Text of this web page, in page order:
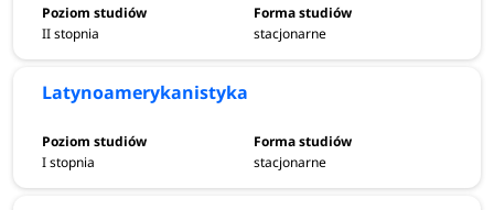
II stopnia stacjonarne
Latynoamerykanistyka
I stopnia stacjonarne